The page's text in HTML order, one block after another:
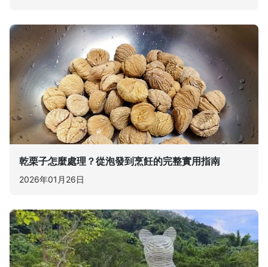
乾栗子怎麼處理？從泡發到烹飪的完整實用指南
2026年01月26日